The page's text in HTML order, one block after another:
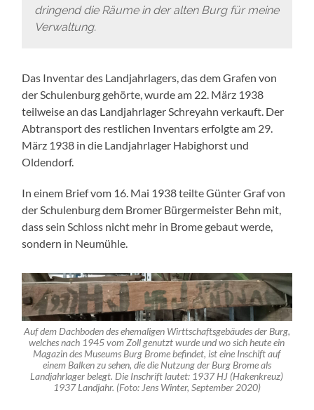
dringend die Räume in der alten Burg für meine
Verwaltung.
Das Inventar des Landjahrlagers, das dem Grafen von
der Schulenburg gehörte, wurde am 22. März 1938
teilweise an das Landjahrlager Schreyahn verkauft. Der
Abtransport des restlichen Inventars erfolgte am 29.
März 1938 in die Landjahrlager Habighorst und
Oldendorf.
In einem Brief vom 16. Mai 1938 teilte Günter Graf von
der Schulenburg dem Bromer Bürgermeister Behn mit,
dass sein Schloss nicht mehr in Brome gebaut werde,
sondern in Neumühle.
Auf dem Dachboden des ehemaligen Wirttschaftsgebäudes der Burg,
welches nach 1945 vom Zoll genutzt wurde und wo sich heute ein
Magazin des Museums Burg Brome befindet, ist eine Inschift auf
einem Balken zu sehen, die die Nutzung der Burg Brome als
Landjahrlager belegt. Die Inschrift lautet: 1937 HJ (Hakenkreuz)
1937 Landjahr. (Foto: Jens Winter, September 2020)